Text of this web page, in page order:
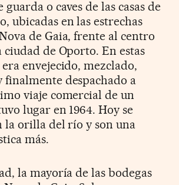
guarda o caves de las casas de
ubicadas en las estrechas
de Gaia, frente al centro
de Oporto. En estas
envejecido, mezclado,
despachado a
viaje comercial de un
lugar en 1964. Hoy se
la orilla del río y son una
más.
la mayoría de las bodegas